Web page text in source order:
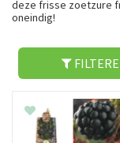
deze frisse zoetzure
oneindig!